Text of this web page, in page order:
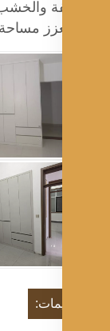
والخشب
مساحة العمل